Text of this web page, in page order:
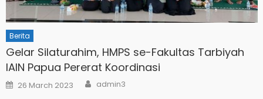
Berita
Gelar Silaturahim, HMPS se-Fakultas Tarbiyah
IAIN Papua Pererat Koordinasi
Posted
on
26 March 2023 Author
admin3